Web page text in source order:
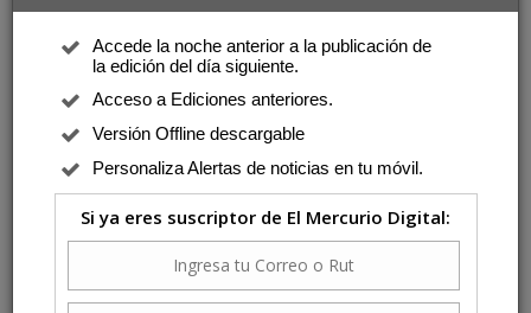
Accede la noche anterior a la publicación de
la edición del día siguiente.
Acceso a Ediciones anteriores.
Versión Offline descargable
Personaliza Alertas de noticias en tu móvil.
Si ya eres suscriptor de El Mercurio Digital: